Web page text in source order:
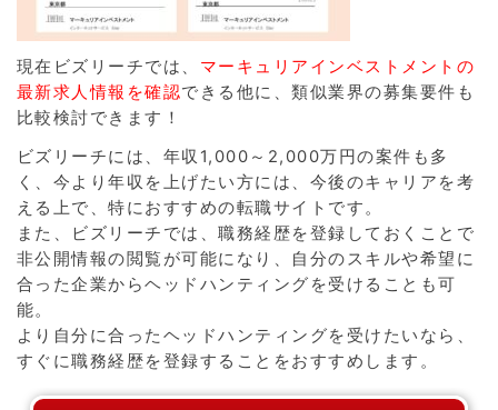
現在ビズリーチでは、 マーキュリアインベストメントの
最新求人情報を確認できる他に、類似業界の募集要件も
比較検討できます！
ビズリーチには、年収1,000～2,000万円の案件も多
く、今より年収を上げたい方には、今後のキャリアを考
える上で、特におすすめの転職サイトです。
また、ビズリーチでは、職務経歴を登録しておくことで
非公開情報の閲覧が可能になり、自分のスキルや希望に
合った企業からヘッドハンティングを受けることも可
能。
より自分に合ったヘッドハンティングを受けたいなら、
すぐに職務経歴を登録することをおすすめします。